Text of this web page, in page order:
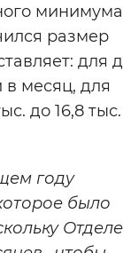
минимума
размер
для
в месяц, для
до 16,8 тыс.
году
было